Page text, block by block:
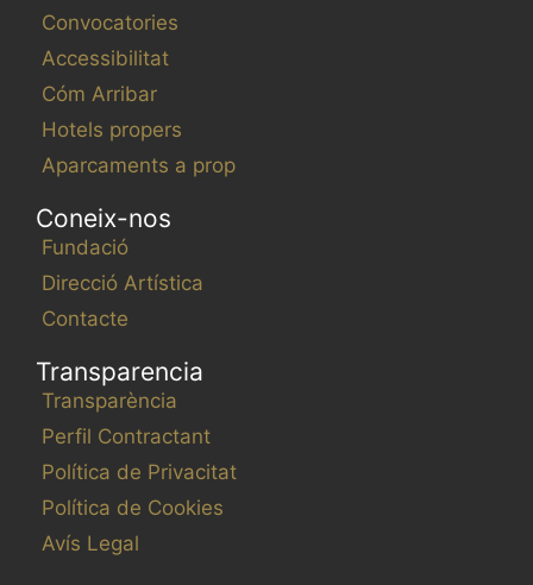
Convocatories
Accessibilitat
Cóm Arribar
Hotels propers
Aparcaments a prop
Coneix-nos
Fundació
Direcció Artística
Contacte
Transparencia
Transparència
Perfil Contractant
Política de Privacitat
Política de Cookies
Avís Legal